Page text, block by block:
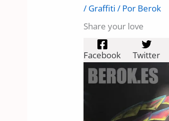
/ Graffiti / Por Berok
Share your love
Facebook Twitter